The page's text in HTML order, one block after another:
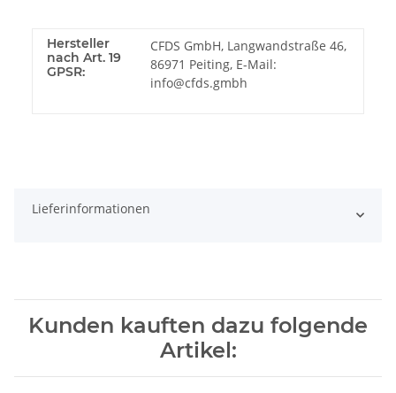
Hersteller
nach Art. 19
GPSR:
CFDS GmbH, Langwandstraße 46,
86971 Peiting, E-Mail:
info@cfds.gmbh
Lieferinformationen
Kunden kauften dazu folgende
Artikel: